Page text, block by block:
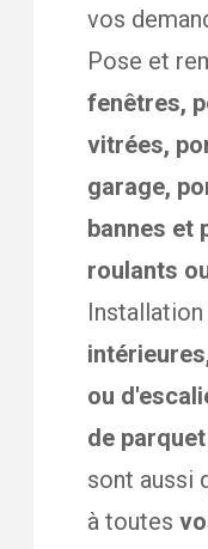
vos
Pose et
fenêtres,
vitrées,
garage,
bannes et
roulants
ou
de parquet
sont aussi
à toutes